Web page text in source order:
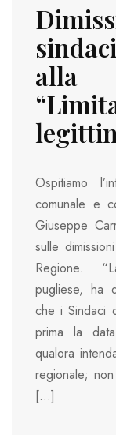
alla
Ospitiamo
comunale e
Giuseppe
sulle
Regione.
pugliese, ha
che i Sindaci
prima la
qualora
regionale;
[…]